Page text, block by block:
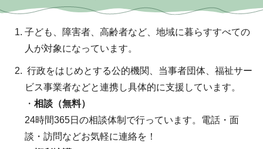
子ども、障害者、高齢者など、地域に暮らすすべての
人が対象になっています。
行政をはじめとする公的機関、当事者団体、福祉サー
ビス事業者などと連携し具体的に支援しています。
・ 相談（無料）
24時間365日の相談体制で行っています。電話・面
談・訪問などお気軽に連絡を！